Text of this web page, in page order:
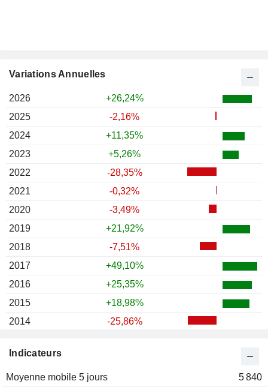
Indicateurs
Moyenne mobile 5 jours
5 840
Variations Annuelles
2026
+26,24%
2025
-2,16%
2024
+11,35%
2023
+5,26%
2022
-28,35%
2021
-0,32%
2020
-3,49%
2019
+21,92%
2018
-7,51%
2017
+49,10%
2016
+25,35%
2015
+18,98%
2014
-25,86%
2012
2011
+14,65%